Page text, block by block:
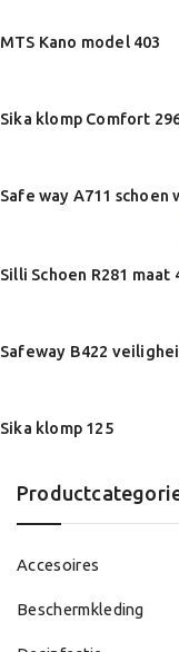
Accesoires
Beschermkleding
MTS Kano model 403
Sika klomp Comfort
Safe way A711 schoen
Silli Schoen R281 maat
Safeway B422
Sika klomp 125